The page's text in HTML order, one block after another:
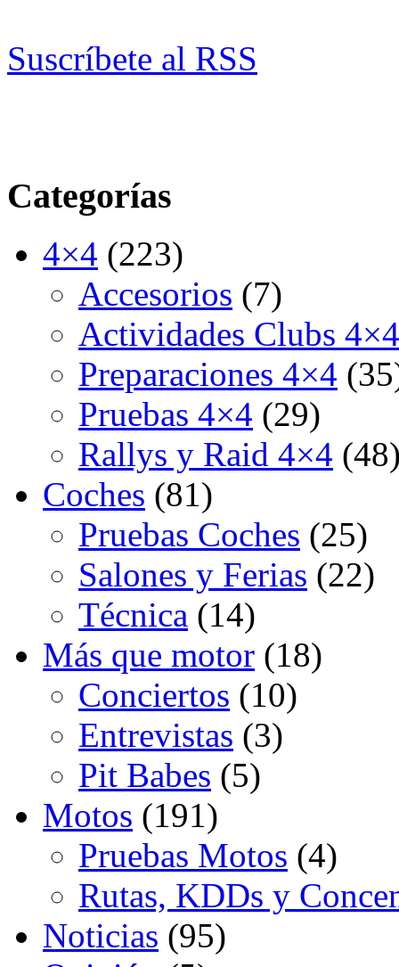
Suscríbete al RSS
Categorías
4×4 (223)
Accesorios (7)
Actividades Clubs 4×4
Preparaciones 4×4
Pruebas 4×4 (29)
Rallys y Raid 4×4
Coches (81)
Pruebas Coches (25)
Salones y Ferias (22)
Técnica (14)
Más que motor (18)
Conciertos (10)
Entrevistas (3)
Pit Babes (5)
Motos (191)
Pruebas Motos (4)
Rutas, KDDs y
Noticias (95)